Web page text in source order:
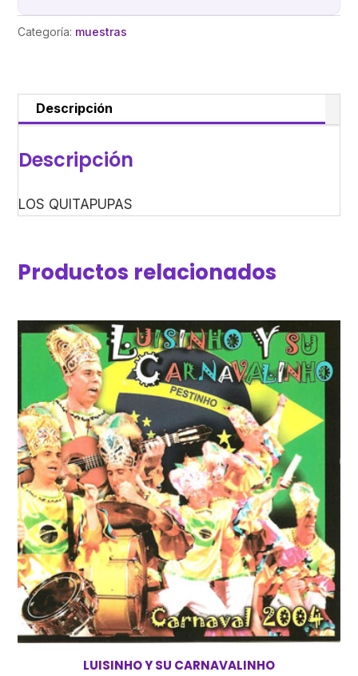
Categoría: muestras
Descripción
Descripción
LOS QUITAPUPAS
Productos relacionados
LUISINHO Y SU CARNAVALINHO